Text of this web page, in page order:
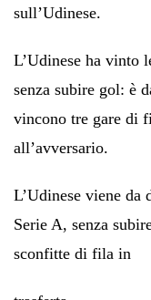
sull’Udinese.
L’Udinese ha vinto
senza subire gol: è
vincono tre gare di
all’avversario.
L’Udinese viene da
Serie A, senza
sconfitte di fila in